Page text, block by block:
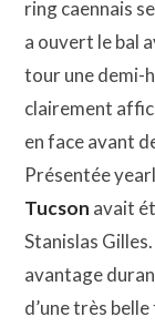
ring caennais
a ouvert le bal
tour une demi-
clairement
en face avant
Présentée
Tucson avait
Stanislas
avantage
d’une très